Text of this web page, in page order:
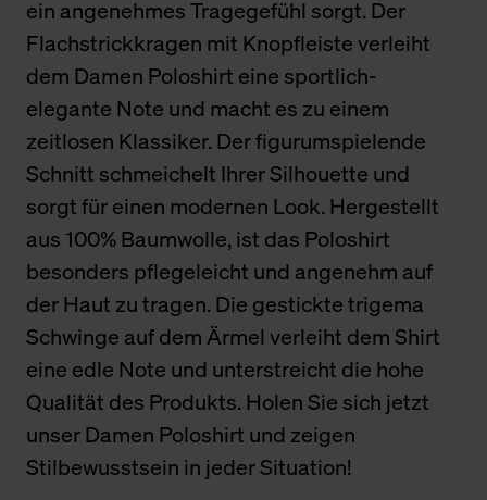
ein angenehmes Tragegefühl sorgt. Der
Flachstrickkragen mit Knopfleiste verleiht
dem Damen Poloshirt eine sportlich-
elegante Note und macht es zu einem
zeitlosen Klassiker. Der figurumspielende
Schnitt schmeichelt Ihrer Silhouette und
sorgt für einen modernen Look. Hergestellt
aus 100% Baumwolle, ist das Poloshirt
besonders pflegeleicht und angenehm auf
der Haut zu tragen. Die gestickte trigema
Schwinge auf dem Ärmel verleiht dem Shirt
eine edle Note und unterstreicht die hohe
Qualität des Produkts. Holen Sie sich jetzt
unser Damen Poloshirt und zeigen
Stilbewusstsein in jeder Situation!